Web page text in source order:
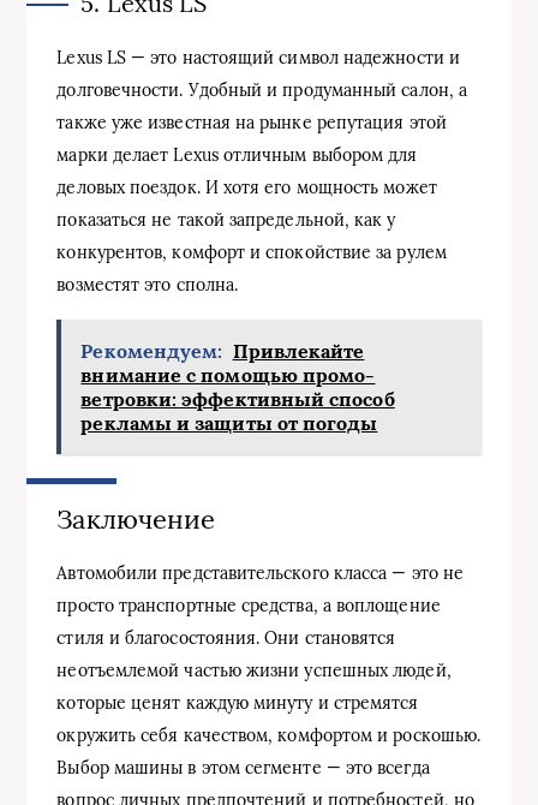
Lexus LS — это настоящий символ надежности и
долговечности. Удобный и продуманный салон, а
также уже известная на рынке репутация этой
марки делает Lexus отличным выбором для
деловых поездок. И хотя его мощность может
показаться не такой запредельной, как у
конкурентов, комфорт и спокойствие за рулем
возместят это сполна.
Рекомендуем: Привлекайте
внимание с помощью промо-
ветровки: эффективный способ
рекламы и защиты от погоды
Заключение
Автомобили представительского класса — это не
просто транспортные средства, а воплощение
стиля и благосостояния. Они становятся
неотъемлемой частью жизни успешных людей,
которые ценят каждую минуту и стремятся
окружить себя качеством, комфортом и роскошью.
Выбор машины в этом сегменте — это всегда
вопрос личных предпочтений и потребностей, но